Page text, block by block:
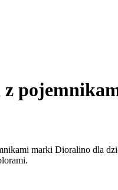
z
marki Dioralino dla